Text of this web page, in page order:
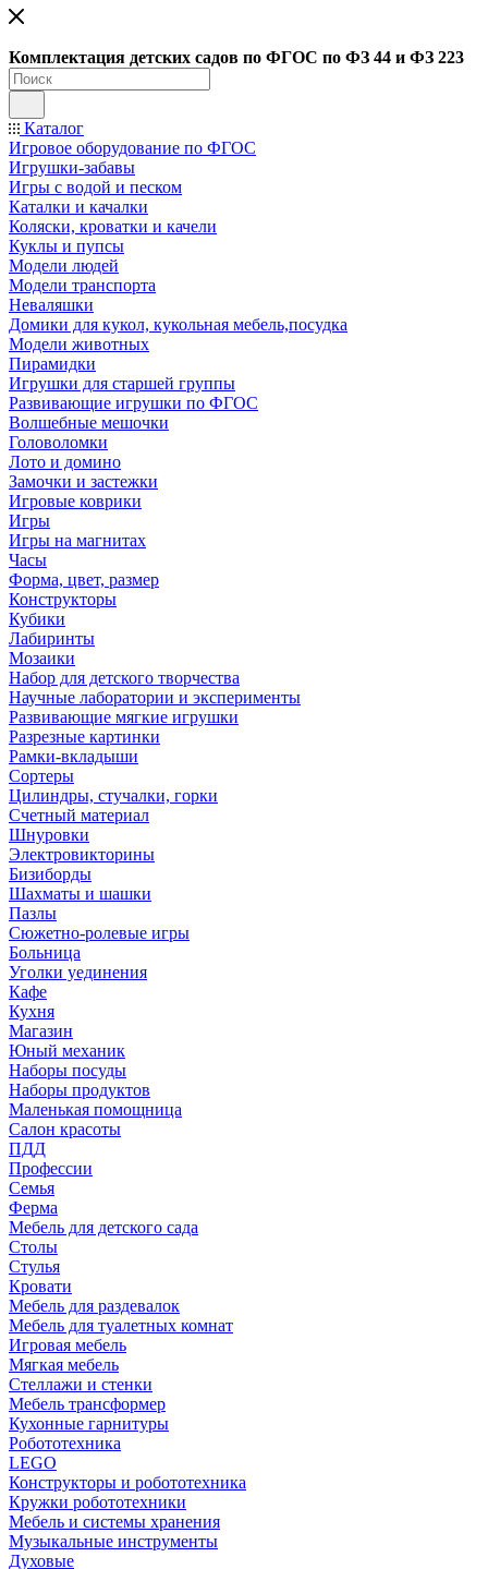
Комплектация детских садов по ФГОC по ФЗ 44 и ФЗ 223
Каталог
Игровое оборудование по ФГОС
Игрушки-забавы
Игры с водой и песком
Каталки и качалки
Коляски, кроватки и качели
Куклы и пупсы
Модели людей
Модели транспорта
Неваляшки
Домики для кукол, кукольная мебель,посудка
Модели животных
Пирамидки
Игрушки для старшей группы
Развивающие игрушки по ФГОС
Волшебные мешочки
Головоломки
Лото и домино
Замочки и застежки
Игровые коврики
Игры
Игры на магнитах
Часы
Форма, цвет, размер
Конструкторы
Кубики
Лабиринты
Мозаики
Набор для детского творчества
Научные лаборатории и эксперименты
Развивающие мягкие игрушки
Разрезные картинки
Рамки-вкладыши
Сортеры
Цилиндры, стучалки, горки
Счетный материал
Шнуровки
Электровикторины
Бизиборды
Шахматы и шашки
Пазлы
Сюжетно-ролевые игры
Больница
Уголки уединения
Кафе
Кухня
Магазин
Юный механик
Наборы посуды
Наборы продуктов
Маленькая помощница
Салон красоты
ПДД
Профессии
Семья
Ферма
Мебель для детского сада
Столы
Cтулья
Кровати
Мебель для раздевалок
Мебель для туалетных комнат
Игровая мебель
Мягкая мебель
Стеллажи и стенки
Мебель трансформер
Кухонные гарнитуры
Робототехника
LEGO
Конструкторы и робототехника
Кружки робототехники
Мебель и системы хранения
Музыкальные инструменты
Духовые